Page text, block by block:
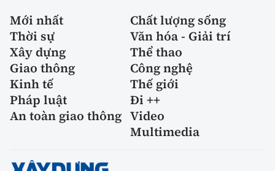
Mới nhất
Chất lượng sống
Thời sự
Văn hóa - Giải trí
Xây dựng
Thể thao
Giao thông
Công nghệ
Kinh tế
Thế giới
Pháp luật
Đi ++
An toàn giao thông Video
Multimedia